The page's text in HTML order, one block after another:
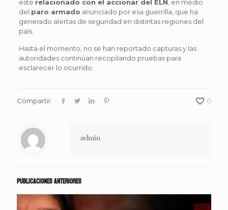
esté relacionado con el accionar del ELN , en medio
del paro armado anunciado por esa guerrilla, que ha
generado alertas de seguridad en distintas regiones del
país.
Hasta el momento, no se han reportado capturas y las
autoridades continúan recopilando pruebas para
esclarecer lo ocurrido.
Compartir 0
admin
Publicaciones anteriores